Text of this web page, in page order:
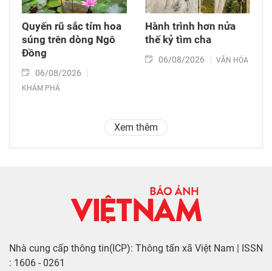
Quyến rũ sắc tím hoa
súng trên dòng Ngô
Đồng
06/08/2026
KHÁM PHÁ
Hành trình hơn nửa
thế kỷ tìm cha
06/08/2026 VĂN HÓA
Xem thêm
Nhà cung cấp thông tin(ICP): Thông tấn xã Việt Nam | ISSN
: 1606 - 0261